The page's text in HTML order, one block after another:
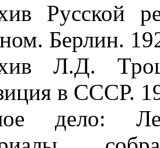
Русской
Берлин.
Л.Д.
в СССР.
дело: